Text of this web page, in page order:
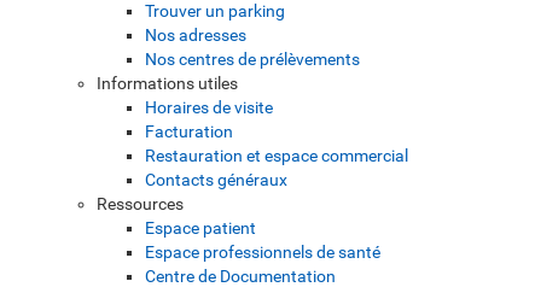
Trouver un parking
Nos adresses
Nos centres de prélèvements
Informations utiles
Horaires de visite
Facturation
Restauration et espace commercial
Contacts généraux
Ressources
Espace patient
Espace professionnels de santé
Centre de Documentation